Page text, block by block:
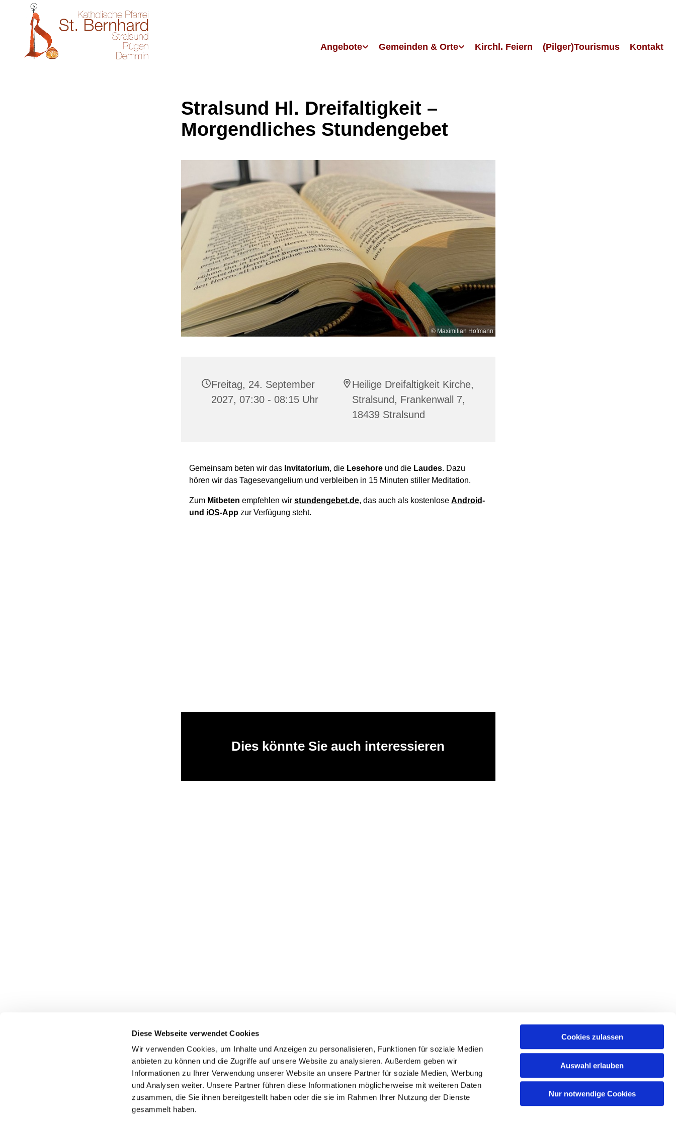
Diese Webseite verwendet Cookies
Wir verwenden Cookies, um Inhalte und Anzeigen zu personalisieren, Funktionen für soziale Medien
anbieten zu können und die Zugriffe auf unsere Website zu analysieren. Außerdem geben wir
Informationen zu Ihrer Verwendung unserer Website an unsere Partner für soziale Medien, Werbung
und Analysen weiter. Unsere Partner führen diese Informationen möglicherweise mit weiteren Daten
zusammen, die Sie ihnen bereitgestellt haben oder die sie im Rahmen Ihrer Nutzung der Dienste
gesammelt haben.
Cookies zulassen
Auswahl erlauben
Nur notwendige Cookies
Angebote Gemeinden & Orte Kirchl. Feiern (Pilger)Tourismus Kontakt
Stralsund Hl. Dreifaltigkeit –
Morgendliches Stundengebet
© Maximilian Hofmann
Freitag, 24. September
2027, 07:30 - 08:15 Uhr
Heilige Dreifaltigkeit Kirche,
Stralsund, Frankenwall 7,
18439 Stralsund
Gemeinsam beten wir das Invitatorium, die Lesehoreund die Laudes. Dazu
hören wir das Tagesevangelium und verbleiben in 15 Minuten stiller Meditation.
Zum Mitbeten empfehlen wir stundengebet.de, das auch als kostenlose Android-
und iOS-Appzur Verfügung steht.
Dies könnte Sie auch interessieren
Katholische Kirchengemeinde Pfarrei St. Bernhard Stralsund/Rügen/Demmin • Frankenstr. 39 • 18439 Stralsund
Hinweisgebersystem